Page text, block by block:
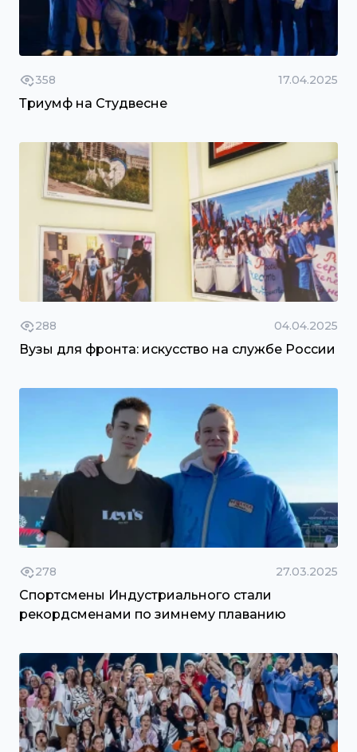
358 17.04.2025
Триумф на Студвесне
288 04.04.2025
Вузы для фронта: искусство на службе России
278 27.03.2025
Спортсмены Индустриального стали
рекордсменами по зимнему плаванию